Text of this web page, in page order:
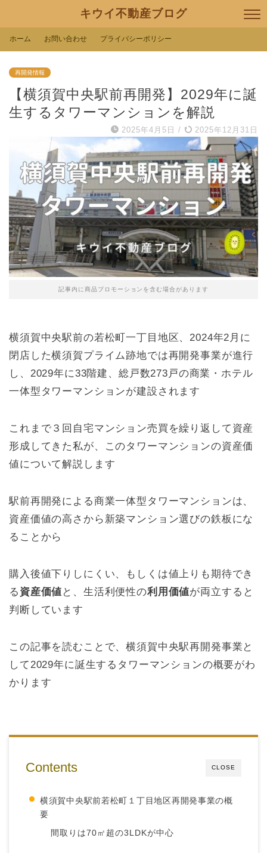
キウイ不動産ブログ
ホーム お問い合わせ プライバシーポリシー
再開発情報
【横須賀中央駅前再開発】2029年に誕
生するタワーマンションを解説
2025年4月5日 / 2025年12月31日
記事内に商品プロモーションを含む場合があります
横須賀中央駅前の若松町一丁目地区、2024年2月に
閉店した横須賀プライム跡地では再開発事業が進行
し、2029年に33階建、総戸数273戸の商業・ホテル
一体型タワーマンションが建設されます
これまで３回自宅マンション売買を繰り返して資産
形成してきた私が、このタワーマンションの資産価
値について解説します
駅前再開発による商業一体型タワーマンションは、
資産価値の高さから新築マンション選びの鉄板にな
ることから
購入後値下りしにくい、もしくは値上りも期待でき
る 資産価値 と、生活利便性の利用価値が両立すると
判断しています
この記事を読むことで、横須賀中央駅再開発事業と
して2029年に誕生するタワーマンションの概要がわ
かります
CLOSE
Contents
横須賀中央駅前若松町１丁目地区再開発事業の概
要
間取りは70㎡超の3LDKが中心